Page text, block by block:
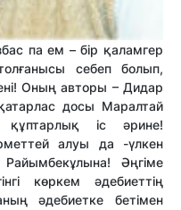
па ем – бір қаламгер
себеп болып,
Оның авторы – Дидар
досы Маралтай
іс әрине!
алуы да -үлкен
Әңгіме
көркем әдебиеттің
әдебиетке бетімен